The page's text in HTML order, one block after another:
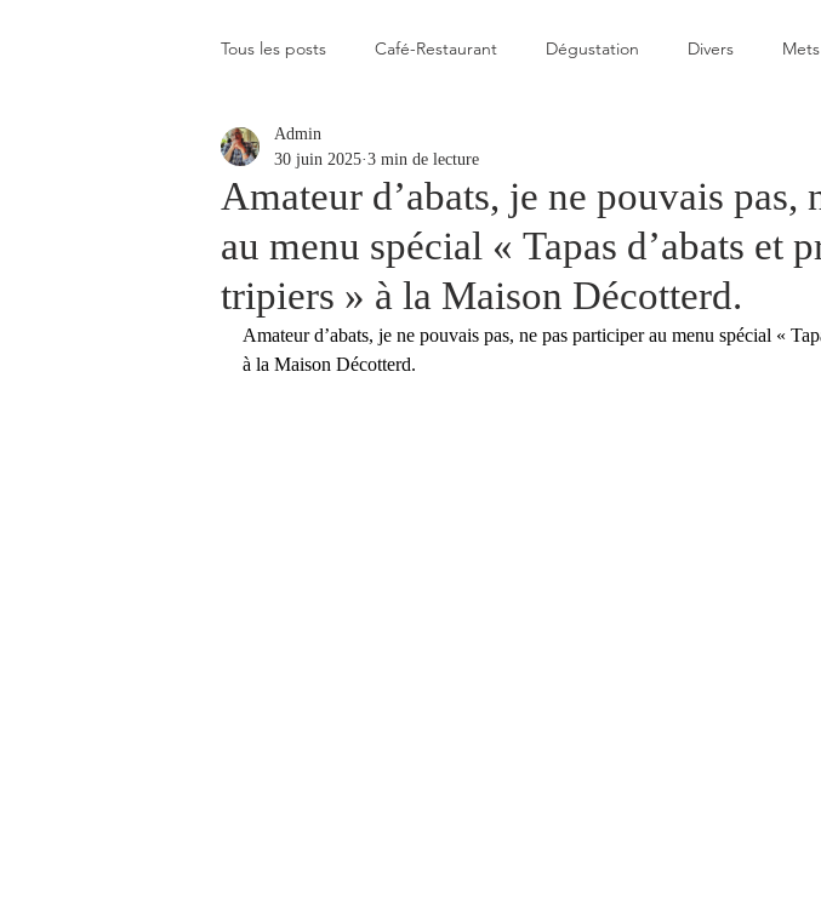
Tous les posts Café-Restaurant Dégustation Divers
Elevé
Coup de coeur Un flop à vite oublier Décevant Semie-
Blogs que j'aime visiter Gastronomique Bistronomie
Amateur d’abats, je ne pouvais pas,
au menu spécial « Tapas d’abats et
tripiers » à la Maison Décotterd.
Admin
30 juin 2025 3 min de lecture
Amateur d’abats, je ne pouvais pas, ne pas participer au menu spécial «
à la Maison Décotterd.